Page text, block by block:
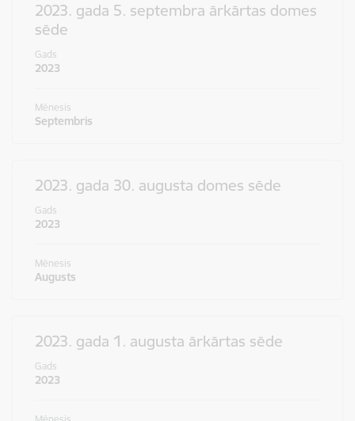
2023. gada 5. septembra ārkārtas domes
sēde
Gads
2023
Mēnesis
Septembris
2023. gada 30. augusta domes sēde
Gads
2023
Mēnesis
Augusts
2023. gada 1. augusta ārkārtas sēde
Gads
2023